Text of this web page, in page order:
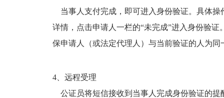
当事人支付完成，即可进入身份验证。具体操
详情，点击申请人一栏的“未完成”进入身份验
保申请人（或法定代理人）与当前验证的人为同
4、远程受理
公证员将短信接收到当事人完成身份验证的提